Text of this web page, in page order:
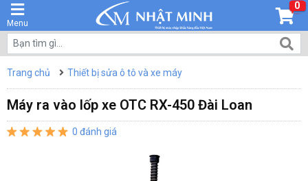
Menu
0
Trang chủ Thiết bị sửa ô tô và xe máy
Máy ra vào lốp xe OTC RX-450 Đài Loan
0 đánh giá